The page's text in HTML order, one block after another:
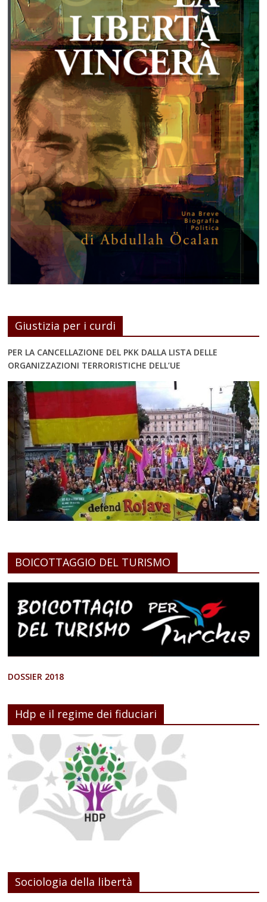
Giustizia per i curdi
PER LA CANCELLAZIONE DEL PKK DALLA LISTA DELLE
ORGANIZZAZIONI TERRORISTICHE DELL’UE
BOICOTTAGGIO DEL TURISMO
DOSSIER 2018
Hdp e il regime dei fiduciari
Sociologia della libertà